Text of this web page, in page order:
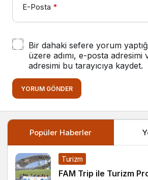
E-Posta *
Bir dahaki sefere yorum
üzere adımı, e-posta adresimi
adresimi bu tarayıcıya kaydet.
YORUM GÖNDER
Popüler Haberler
Turizm
FAM Trip ile Turizm